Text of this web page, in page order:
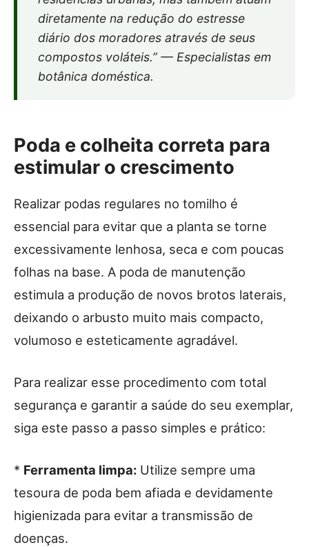
diretamente na redução do estresse
diário dos moradores através de seus
compostos voláteis.” — Especialistas em
botânica doméstica.
Poda e colheita correta para
estimular o crescimento
Realizar podas regulares no tomilho é
essencial para evitar que a planta se torne
excessivamente lenhosa, seca e com poucas
folhas na base. A poda de manutenção
estimula a produção de novos brotos laterais,
deixando o arbusto muito mais compacto,
volumoso e esteticamente agradável.
Para realizar esse procedimento com total
segurança e garantir a saúde do seu exemplar,
siga este passo a passo simples e prático:
* Ferramenta limpa: Utilize sempre uma
tesoura de poda bem afiada e devidamente
higienizada para evitar a transmissão de
doenças.